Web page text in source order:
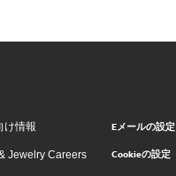
け情報
Jewelry Careers
Eメールの設定
Cookieの設定